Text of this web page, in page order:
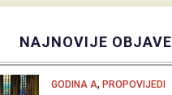
NAJNOVIJE OBJAVE
GODINA A, PROPOVIJEDI